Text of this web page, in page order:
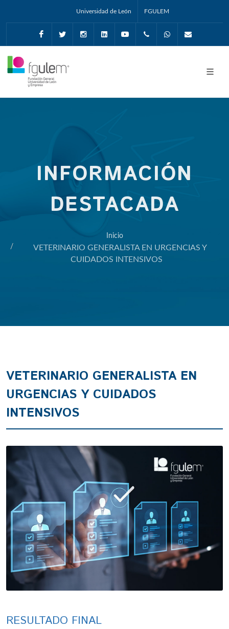
Universidad de León FGULEM
FacebookTwitter InstagramLinkedin Youtube +34987291651
Whatsapp
INFORMACIÓN
DESTACADA
Inicio
VETERINARIO GENERALISTA EN URGENCIAS Y
CUIDADOS INTENSIVOS
VETERINARIO GENERALISTA EN
URGENCIAS Y CUIDADOS
INTENSIVOS
RESULTADO FINAL